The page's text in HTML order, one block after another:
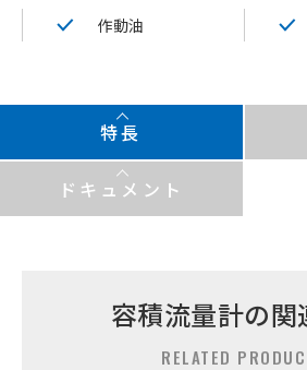
作動油
特長
ドキュメント
容積流量計の関
RELATED